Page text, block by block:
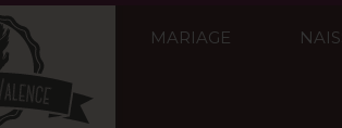
MARIAGE